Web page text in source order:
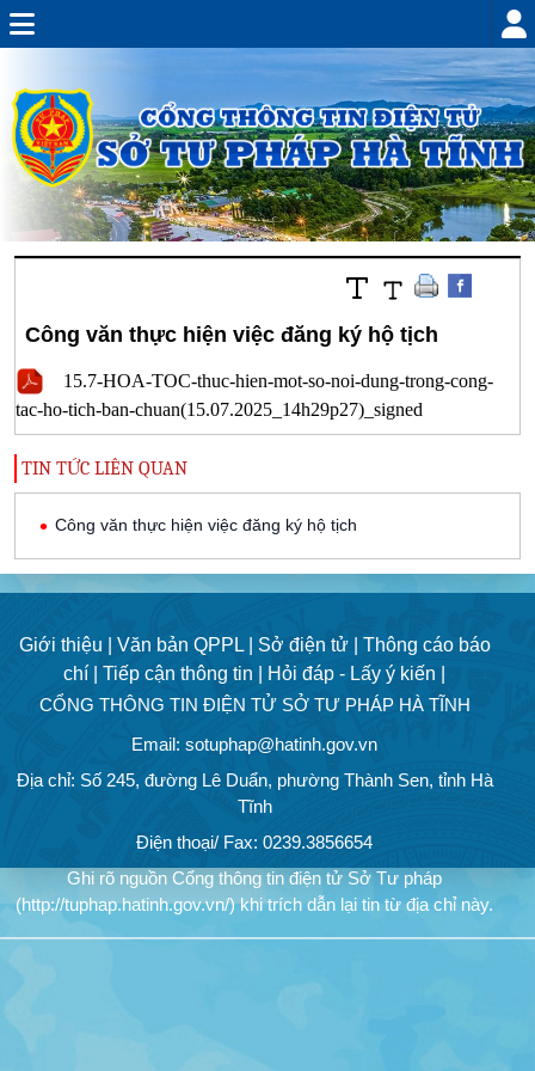
Công văn thực hiện việc đăng ký hộ tịch
15.7-HOA-TOC-thuc-hien-mot-so-noi-dung-trong-cong-
tac-ho-tich-ban-chuan(15.07.2025_14h29p27)_signed
TIN TỨC LIÊN QUAN
Công văn thực hiện việc đăng ký hộ tịch
Giới thiệu | Văn bản QPPL | Sở điện tử |
Thông cáo báo
chí |
Tiếp cận thông tin |
Hỏi đáp - Lấy ý kiến |
CỔNG THÔNG TIN ĐIỆN TỬ SỞ TƯ PHÁP HÀ TĨNH
Email: sotuphap@hatinh.gov.vn
Địa chỉ: Số 245, đường Lê Duẩn, phường Thành Sen, tỉnh Hà
Tĩnh
Điện thoại/ Fax: 0239.3856654
Ghi rõ nguồn Cổng thông tin điện tử Sở Tư pháp
(http://tuphap.hatinh.gov.vn/) khi trích dẫn lại tin từ địa chỉ này.